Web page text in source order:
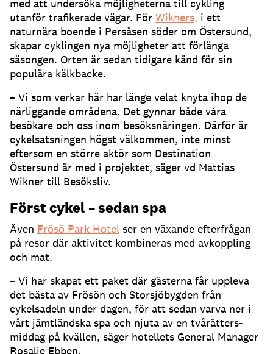
med att undersöka möjligheterna till cykling
utanför trafikerade vägar. För Wikners, i ett
naturnära boende i Persåsen söder om Östersund,
skapar cyklingen nya möjligheter att förlänga
säsongen. Orten är sedan tidigare känd för sin
populära kälkbacke.
– Vi som verkar här har länge velat knyta ihop de
närliggande områdena. Det gynnar både våra
besökare och oss inom besöksnäringen. Därför är
cykelsatsningen högst välkommen, inte minst
eftersom en större aktör som Destination
Östersund är med i projektet, säger vd Mattias
Wikner till Besöksliv.
Först cykel – sedan spa
Även Frösö Park Hotel ser en växande efterfrågan
på resor där aktivitet kombineras med avkoppling
och mat.
– Vi har skapat ett paket där gästerna får uppleva
det bästa av Frösön och Storsjöbygden från
cykelsadeln under dagen, för att sedan varva ner i
vårt jämtländska spa och njuta av en tvårätters-
middag på kvällen, säger hotellets General Manager
Rosalie Ebben.